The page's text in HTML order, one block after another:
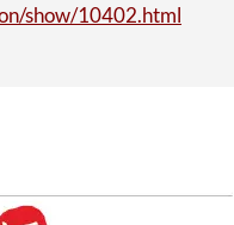
show/10402.html